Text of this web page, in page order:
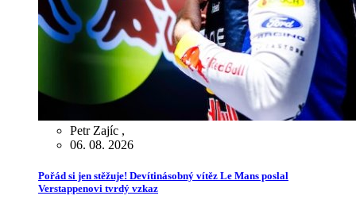
Petr Zajíc ,
06. 08. 2026
Pořád si jen stěžuje! Devítinásobný vítěz Le Mans poslal
Verstappenovi tvrdý vzkaz